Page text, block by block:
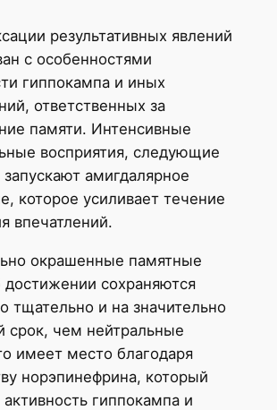
результативных явлений
с особенностями
гиппокампа и иных
ответственных за
памяти. Интенсивные
восприятия, следующие
запускают амигдалярное
которое усиливает течение
впечатлений.
окрашенные памятные
сохраняются
тщательно и на значительно
срок, чем нейтральные
имеет место благодаря
норэпинефрина, который
активность гиппокампа и